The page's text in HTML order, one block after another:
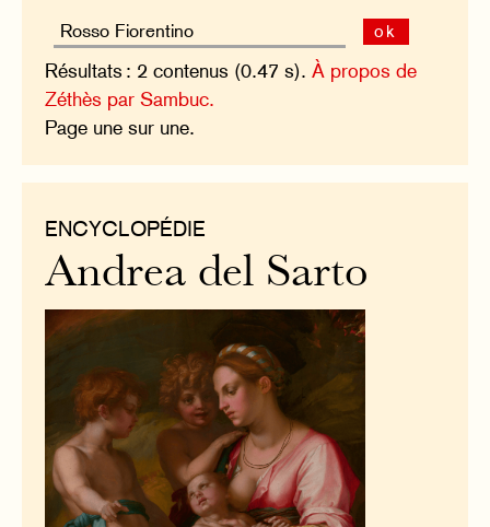
ok
Résultats : 2 contenus (0.47 s).À propos de
Zéthès par Sambuc.
Page une sur une.
ENCYCLOPÉDIE
Andrea del Sarto